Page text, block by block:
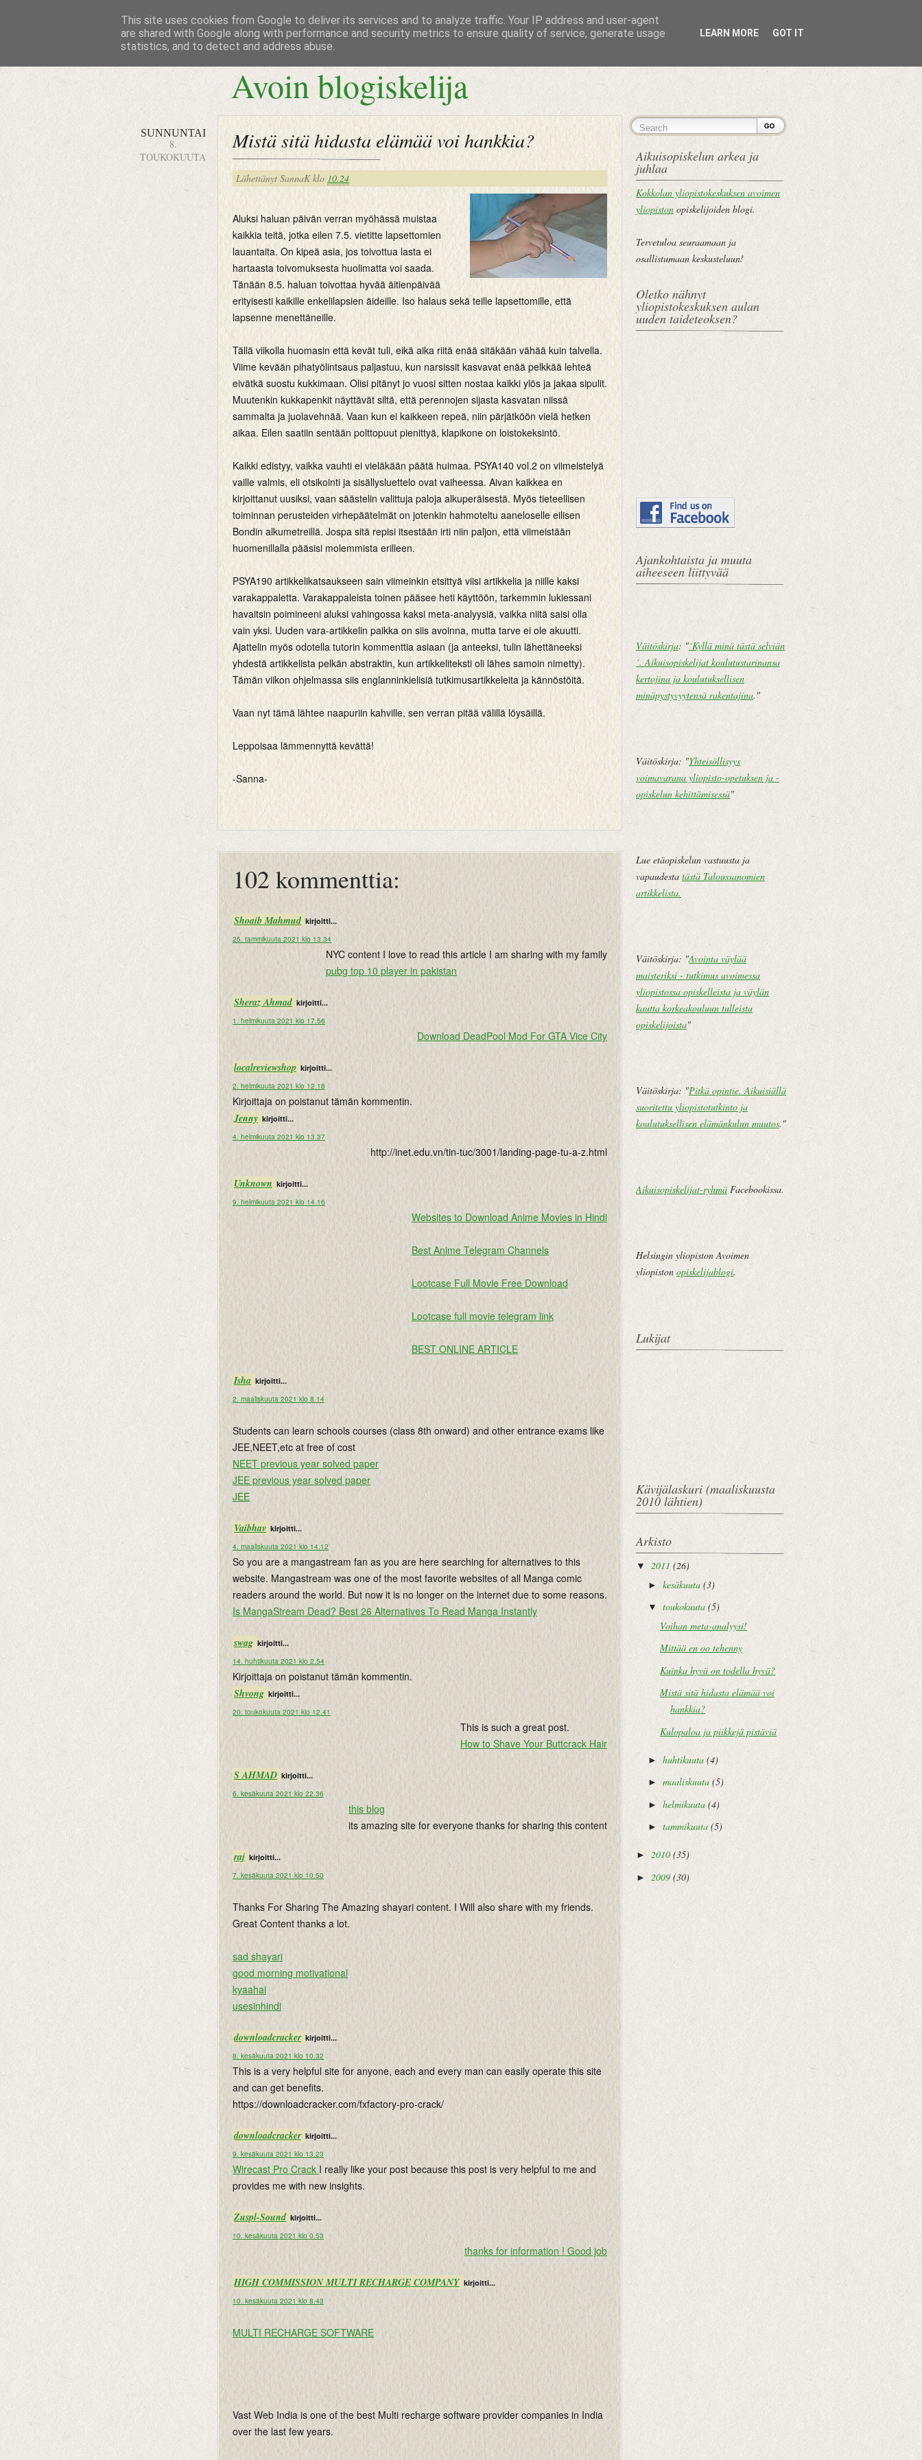
Avoin blogiskelija
SUNNUNTAI
8.
TOUKOKUUTA
Mistä sitä hidasta elämää voi hankkia?
Lähettänyt SannaK klo 10.24
Aluksi haluan päivän verran myöhässä muistaa
kaikkia teitä, jotka eilen 7.5. vietitte lapsettomien
lauantaita. On kipeä asia, jos toivottua lasta ei
hartaasta toivomuksesta huolimatta voi saada.
Tänään 8.5. haluan toivottaa hyvää äitienpäivää
erityisesti kaikille enkelilapsien äideille. Iso halaus sekä teille lapsettomille, että
lapsenne menettäneille.
Tällä viikolla huomasin että kevät tuli, eikä aika riitä enää sitäkään vähää kuin talvella.
Viime kevään pihatyölintsaus paljastuu, kun narsissit kasvavat enää pelkkää lehteä
eivätkä suostu kukkimaan. Olisi pitänyt jo vuosi sitten nostaa kaikki ylös ja jakaa sipulit.
Muutenkin kukkapenkit näyttävät siltä, että perennojen sijasta kasvatan niissä
sammalta ja juolavehnää. Vaan kun ei kaikkeen repeä, niin pärjätköön vielä hetken
aikaa. Eilen saatiin sentään polttopuut pienittyä, klapikone on loistokeksintö.
Kaikki edistyy, vaikka vauhti ei vieläkään päätä huimaa. PSYA140 vol.2 on viimeistelyä
vaille valmis, eli otsikointi ja sisällysluettelo ovat vaiheessa. Aivan kaikkea en
kirjoittanut uusiksi, vaan säästelin valittuja paloja alkuperäisestä. Myös tieteellisen
toiminnan perusteiden virhepäätelmät on jotenkin hahmoteltu aaneloselle eilisen
Bondin alkumetreillä. Jospa sitä repisi itsestään irti niin paljon, että viimeistään
huomenillalla pääsisi molemmista erilleen.
PSYA190 artikkelikatsaukseen sain viimeinkin etsittyä viisi artikkelia ja niille kaksi
varakappaletta. Varakappaleista toinen pääsee heti käyttöön, tarkemmin lukiessani
havaitsin poimineeni aluksi vahingossa kaksi meta-analyysiä, vaikka niitä saisi olla
vain yksi. Uuden vara-artikkelin paikka on siis avoinna, mutta tarve ei ole akuutti.
Ajattelin myös odotella tutorin kommenttia asiaan (ja anteeksi, tulin lähettäneeksi
yhdestä artikkelista pelkän abstraktin, kun artikkeliteksti oli lähes samoin nimetty).
Tämän viikon ohjelmassa siis englanninkielisiä tutkimusartikkeleita ja kännöstöitä.
Vaan nyt tämä lähtee naapuriin kahville, sen verran pitää välillä löysäillä.
Leppoisaa lämmennyttä kevättä!
-Sanna-
102 kommenttia:
Shoaib Mahmud kirjoitti...
25. tammikuuta 2021 klo 13.34
NYC content I love to read this article I am sharing with my family
pubg top 10 player in pakistan
Sheraz Ahmad kirjoitti...
1. helmikuuta 2021 klo 17.56
Download DeadPool Mod For GTA Vice City
localreviewshop kirjoitti...
2. helmikuuta 2021 klo 12.18
Kirjoittaja on poistanut tämän kommentin.
Jenny kirjoitti...
4. helmikuuta 2021 klo 13.37
http://inet.edu.vn/tin-tuc/3001/landing-page-tu-a-z.html
Unknown kirjoitti...
9. helmikuuta 2021 klo 14.16
Websites to Download Anime Movies in Hindi
Best Anime Telegram Channels
Lootcase Full Movie Free Download
Lootcase full movie telegram link
BEST ONLINE ARTICLE
Isha kirjoitti...
2. maaliskuuta 2021 klo 8.14
Students can learn schools courses (class 8th onward) and other entrance exams like
JEE,NEET,etc at free of cost
NEET previous year solved paper
JEE previous year solved paper
JEE
Vaibhav kirjoitti...
4. maaliskuuta 2021 klo 14.12
So you are a mangastream fan as you are here searching for alternatives to this
website. Mangastream was one of the most favorite websites of all Manga comic
readers around the world. But now it is no longer on the internet due to some reasons.
Is MangaStream Dead? Best 26 Alternatives To Read Manga Instantly
swag kirjoitti...
14. huhtikuuta 2021 klo 2.54
Kirjoittaja on poistanut tämän kommentin.
Shvong kirjoitti...
20. toukokuuta 2021 klo 12.41
This is such a great post.
How to Shave Your Buttcrack Hair
S AHMAD kirjoitti...
6. kesäkuuta 2021 klo 22.36
this blog
its amazing site for everyone thanks for sharing this content
raj kirjoitti...
7. kesäkuuta 2021 klo 10.50
Thanks For Sharing The Amazing shayari content. I Will also share with my friends.
Great Content thanks a lot.
sad shayari
good morning motivational
kyaahai
usesinhindi
downloadcracker kirjoitti...
8. kesäkuuta 2021 klo 10.32
This is a very helpful site for anyone, each and every man can easily operate this site
and can get benefits.
https://downloadcracker.com/fxfactory-pro-crack/
downloadcracker kirjoitti...
9. kesäkuuta 2021 klo 13.23
Wirecast Pro Crack I really like your post because this post is very helpful to me and
provides me with new insights.
Zuspl-Sound kirjoitti...
10. kesäkuuta 2021 klo 0.53
thanks for information ! Good job
HIGH COMMISSION MULTI RECHARGE COMPANY kirjoitti...
10. kesäkuuta 2021 klo 8.43
MULTI RECHARGE SOFTWARE
Vast Web India is one of the best Multi recharge software provider companies in India
over the last few years.
E
Aikuisopiskelun arkea ja
juhlaa
Kokkolan yliopistokeskuksen avoimen
yliopiston opiskelijoiden blogi.
Tervetuloa seuraamaan ja
osallistumaan keskusteluun!
Oletko nähnyt
yliopistokeskuksen aulan
uuden taideteoksen?
Ajankohtaista ja muuta
aiheeseen liittyvää
Väitöskirja: "`Kyllä minä tästä selviän
´. Aikuisopiskelijat koulutustarinansa
kertojina ja koulutuksellisen
minäpystyvyytensä rakentajina."
Väitöskirja: "Yhteisöllisyys
voimavarana yliopisto-opetuksen ja -
opiskelun kehittämisessä"
Lue etäopiskelun vastuusta ja
vapaudesta tästä Taloussanomien
artikkelista.
Väitöskirja: "Avointa väylää
maisteriksi - tutkimus avoimessa
yliopistossa opiskelleista ja väylän
kautta korkeakouluun tulleista
opiskelijoista"
Väitöskirja: "Pitkä opintie. Aikuisiällä
suoritettu yliopistotutkinto ja
koulutuksellisen elämänkulun muutos."
Aikuisopiskelijat-ryhmä Facebookissa.
Helsingin yliopiston Avoimen
yliopiston opiskelijablogi.
Lukijat
Kävijälaskuri (maaliskuusta
2010 lähtien)
Arkisto
▼ 2011 (26)
► kesäkuuta (3)
▼ toukokuuta (5)
Voihan meta-analyysi!
Mittää en oo tehenny
Kuinka hyvä on todella hyvä?
Mistä sitä hidasta elämää voi
hankkia?
Kulopaloa ja piikkejä pistäviä
► huhtikuuta (4)
► maaliskuuta (5)
► helmikuuta (4)
► tammikuuta (5)
► 2010 (35)
► 2009 (30)
This site uses cookies from Google to deliver its services and to analyze traffic. Your IP address and user-agent
are shared with Google along with performance and security metrics to ensure quality of service, generate usage
statistics, and to detect and address abuse.
LEARN MORE GOT IT